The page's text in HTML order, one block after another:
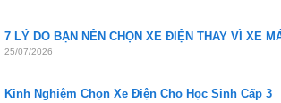
7 LÝ DO BẠN NÊN CHỌN XE ĐIỆN THAY VÌ XE
25/07/2026
Kinh Nghiệm Chọn Xe Điện Cho Học Sinh Cấp 3